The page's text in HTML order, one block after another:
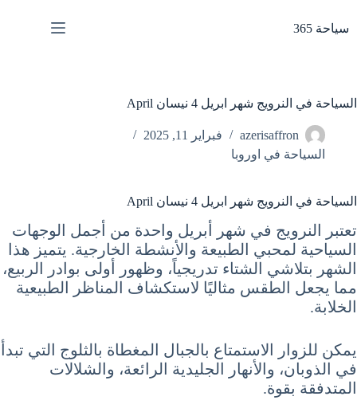
المحتوى
سياحة 365
السياحة في النرويج شهر ابريل 4 نيسان April
azerisaffron
فبراير 11, 2025
السياحة في اوروبا
السياحة في النرويج شهر ابريل 4 نيسان April
تعتبر النرويج في شهر أبريل واحدة من أجمل الوجهات
السياحية لمحبي الطبيعة والأنشطة الخارجية. يتميز هذا
الشهر بتلاشي الشتاء تدريجياً، وظهور أولى بوادر الربيع،
مما يجعل الطقس مثاليًا لاستكشاف المناظر الطبيعية
الخلابة.
يمكن للزوار الاستمتاع بالجبال المغطاة بالثلوج التي تبدأ
في الذوبان، والأنهار الجليدية الرائعة، والشلالات
المتدفقة بقوة.